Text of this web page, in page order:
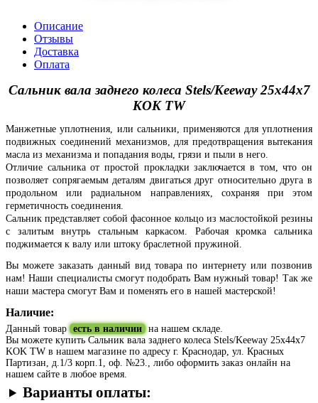
Описание
Отзывы
Доставка
Оплата
Сальник вала заднего колеса Stels/Keeway 25x44x7
KOK TW
Манжетные уплотнения, или сальники, применяются для уплотнения
подвижных соединений механизмов, для предотвращения вытекания
масла из механизма и попадания воды, грязи и пыли в него.
Отличие сальника от простой прокладки заключается в том, что он
позволяет сопрягаемым деталям двигаться друг относительно друга в
продольном или радиальном направлениях, сохраняя при этом
герметичность соединения.
Сальник представляет собой фасонное кольцо из маслостойкой резины
с залитым внутрь стальным каркасом. Рабочая кромка сальника
поджимается к валу или штоку браслетной пружиной.
Вы можете заказать данный вид товара по интернету или позвонив
нам! Наши специалисты смогут подобрать Вам нужный товар! Так же
наши мастера смогут Вам и поменять его в нашей мастерской!
Наличие:
Данный товар есть в наличии на нашем складе.
Вы можете купить Сальник вала заднего колеса Stels/Keeway 25x44x7
KOK TW в нашем магазине по адресу г. Краснодар, ул. Красных
Партизан, д.1/3 корп.1, оф. №23., либо оформить заказ онлайн на
нашем сайте в любое время.
Варианты оплаты: